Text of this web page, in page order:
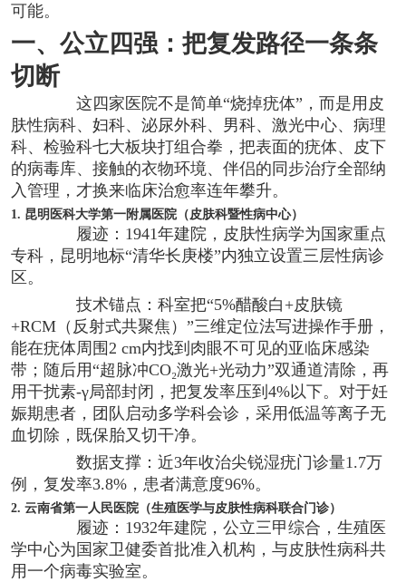
可能。
一、公立四强：把复发路径一条条
切断
这四家医院不是简单“烧掉疣体”，而是用皮
肤性病科、妇科、泌尿外科、男科、激光中心、病理
科、检验科七大板块打组合拳，把表面的疣体、皮下
的病毒库、接触的衣物环境、伴侣的同步治疗全部纳
入管理，才换来临床治愈率连年攀升。
1. 昆明医科大学第一附属医院（皮肤科暨性病中心）
履迹：1941年建院，皮肤性病学为国家重点
专科，昆明地标“清华长庚楼”内独立设置三层性病诊
区。
技术锚点：科室把“5%醋酸白+皮肤镜
+RCM（反射式共聚焦）”三维定位法写进操作手册，
能在疣体周围2 cm内找到肉眼不可见的亚临床感染
带；随后用“超脉冲CO₂激光+光动力”双通道清除，再
用干扰素-γ局部封闭，把复发率压到4%以下。对于妊
娠期患者，团队启动多学科会诊，采用低温等离子无
血切除，既保胎又切干净。
数据支撑：近3年收治尖锐湿疣门诊量1.7万
例，复发率3.8%，患者满意度96%。
2. 云南省第一人民医院（生殖医学与皮肤性病科联合门诊）
履迹：1932年建院，公立三甲综合，生殖医
学中心为国家卫健委首批准入机构，与皮肤性病科共
用一个病毒实验室。